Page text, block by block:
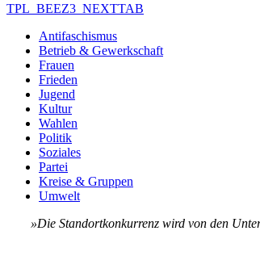
TPL_BEEZ3_NEXTTAB
Antifaschismus
Betrieb & Gewerkschaft
Frauen
Frieden
Jugend
Kultur
Wahlen
Politik
Soziales
Partei
Kreise & Gruppen
Umwelt
»Die Stand­ort­kon­kur­renz wird von den